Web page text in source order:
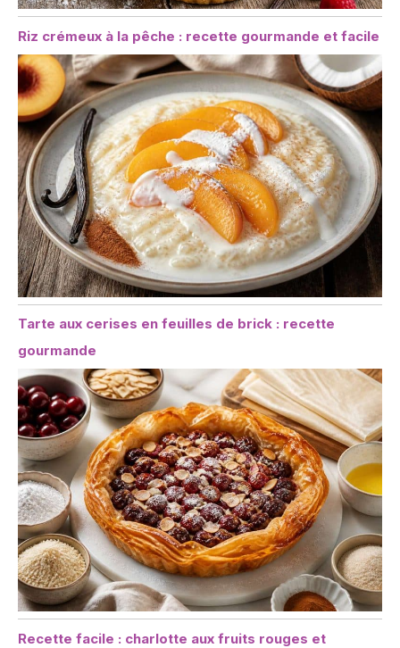
Riz crémeux à la pêche : recette gourmande et facile
Tarte aux cerises en feuilles de brick : recette
gourmande
Recette facile : charlotte aux fruits rouges et